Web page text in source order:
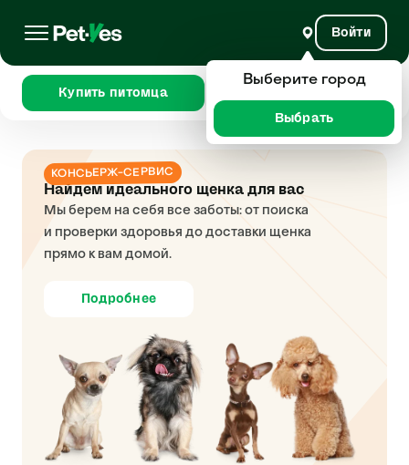
Войти
Купить питомца
КОНСЬЕРЖ-СЕРВИС
Найдем идеального щенка для вас
Мы берем на себя все заботы: от поиска
и проверки здоровья до доставки щенка
прямо к вам домой.
Подробнее
Выберите город
Выбрать